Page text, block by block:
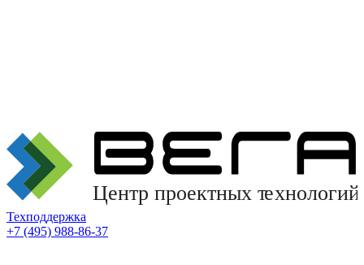
Техподдержка
+7 (495) 988-86-37